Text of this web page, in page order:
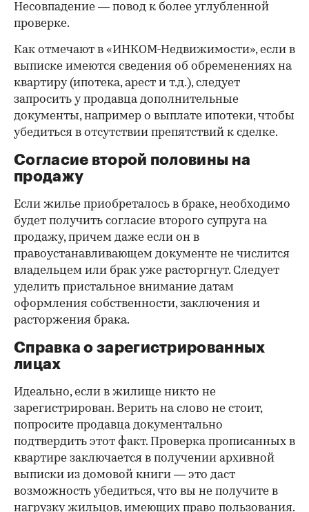
Несовпадение — повод к более углубленной
проверке.
Как отмечают в «ИНКОМ-Недвижимости», если в
выписке имеются сведения об обременениях на
квартиру (ипотека, арест и т.д.), следует
запросить у продавца дополнительные
документы, например о выплате ипотеки, чтобы
убедиться в отсутствии препятствий к сделке.
Согласие второй половины на
продажу
Если жилье приобреталось в браке, необходимо
будет получить согласие второго супруга на
продажу, причем даже если он в
правоустанавливающем документе не числится
владельцем или брак уже расторгнут. Следует
уделить пристальное внимание датам
оформления собственности, заключения и
расторжения брака.
Справка о зарегистрированных
лицах
Идеально, если в жилище никто не
зарегистрирован. Верить на слово не стоит,
попросите продавца документально
подтвердить этот факт. Проверка прописанных в
квартире заключается в получении архивной
выписки из домовой книги — это даст
возможность убедиться, что вы не получите в
нагрузку жильцов, имеющих право пользования.